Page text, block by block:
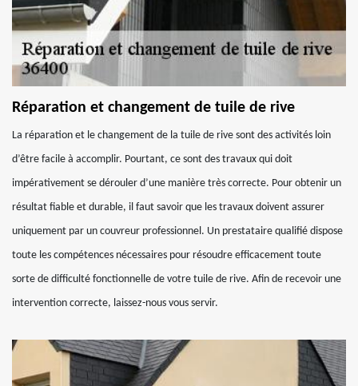
Réparation et changement de tuile de rive
La réparation et le changement de la tuile de rive sont des activités loin
d’être facile à accomplir. Pourtant, ce sont des travaux qui doit
impérativement se dérouler d’une manière très correcte. Pour obtenir un
résultat fiable et durable, il faut savoir que les travaux doivent assurer
uniquement par un couvreur professionnel. Un prestataire qualifié dispose
toute les compétences nécessaires pour résoudre efficacement toute
sorte de difficulté fonctionnelle de votre tuile de rive. Afin de recevoir une
intervention correcte, laissez-nous vous servir.